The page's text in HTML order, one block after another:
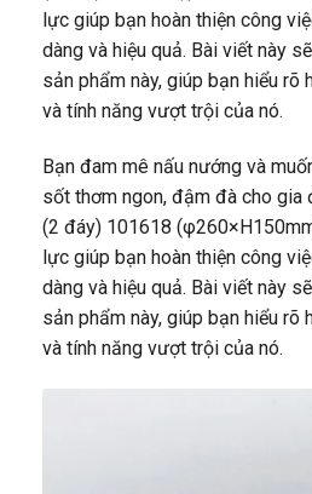
lực giúp bạn hoàn thiện công
dàng và hiệu quả. Bài viết này
sản phẩm này, giúp bạn hiểu rõ
và tính năng vượt trội của nó.
Bạn đam mê nấu nướng và
sốt thơm ngon, đậm đà cho gia
(2 đáy) 101618
lực giúp bạn hoàn thiện công
dàng và hiệu quả. Bài viết này
sản phẩm này, giúp bạn hiểu rõ
và tính năng vượt trội của nó.